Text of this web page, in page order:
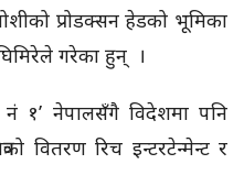
प्रोडक्सन हेडको भूमिका
गरेका हुन् ।
नं १’ नेपालसँगै विदेशमा पनि
वितरण रिच इन्टरटेन्मेन्ट र